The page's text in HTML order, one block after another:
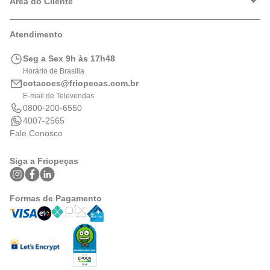
Logística
Meus Pedidos
Portal de Boletos
Atendimento
Seg a Sex 9h às 17h48
Horário de Brasília
cotacoes@friopecas.com.br
E-mail de Televendas
0800-200-6550
4007-2565
Fale Conosco
Siga a Friopeças
Formas de Pagamento